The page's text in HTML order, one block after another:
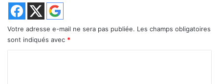
Votre adresse e-mail ne sera pas publiée. Les champs obligatoires
sont indiqués avec *